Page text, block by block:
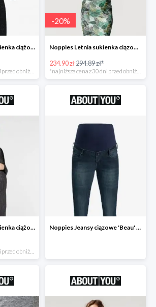
MAMALICIOUS Sukienka ciążowa -21%
-20%
Noppies Letnia sukienka ciązowa 'Belle' -20%
234.90 zł294.89 zł*
MAMALICIOUS Sukienka ciążowa -40%
*najniższa cena z 30 dni przed obniżką
Noppies Jeansy ciązowe 'Beau' -51%